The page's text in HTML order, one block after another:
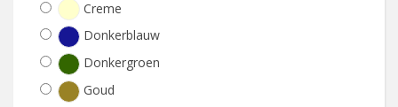
Creme
Donkerblauw
Donkergroen
Goud